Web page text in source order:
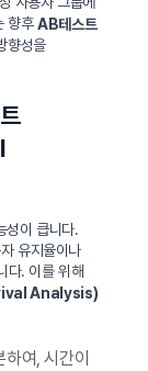
향후AB테스트
향성을
성이 큽니다.
유지율이나
다. 이를 위해
Analysis)
여, 시간이